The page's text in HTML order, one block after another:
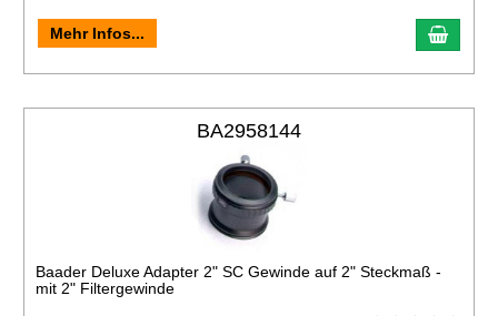
Mehr Infos...
BA2958144
Baader Deluxe Adapter 2" SC Gewinde auf 2" Steckmaß -
mit 2" Filtergewinde